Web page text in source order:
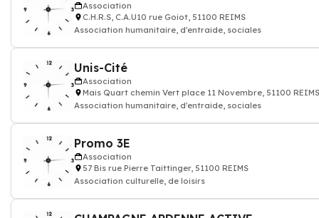
Association
C.H.R.S, C.A.U10 rue Goiot, 51100 REIMS
Association humanitaire, d'entraide, sociales
Unis-Cité
Association
Mais Quart chemin Vert place 11 Novembre, 51100 REIMS
Association humanitaire, d'entraide, sociales
Promo 3E
Association
57 Bis rue Pierre Taittinger, 51100 REIMS
Association culturelle, de loisirs